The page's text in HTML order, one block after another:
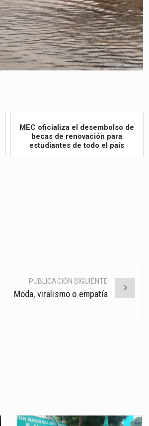
MEC oficializa el desembolso de
becas de renovación para
estudiantes de todo el país
PUBLICACIÓN SIGUIENTE
Moda, viralismo o empatía